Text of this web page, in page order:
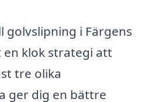
golvslipning i Färgens
klok strategi att
tre olika
ger dig en bättre